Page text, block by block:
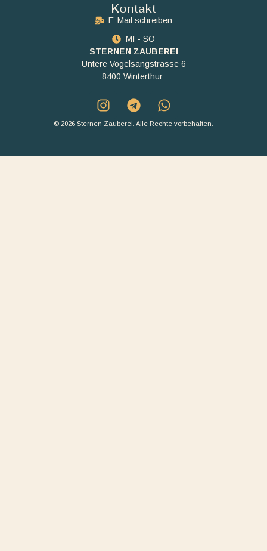
Kontakt
E-Mail schreiben
MI - SO
STERNEN ZAUBEREI
Untere Vogelsangstrasse 6
8400 Winterthur
© 2026 Sternen Zauberei. Alle Rechte vorbehalten.